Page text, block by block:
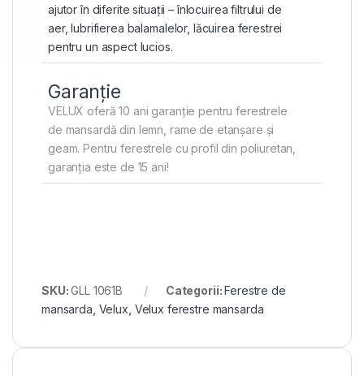
ajutor în diferite situații – înlocuirea filtrului de
aer, lubrifierea balamalelor, lăcuirea ferestrei
pentru un aspect lucios.
Garanție
VELUX oferă 10 ani garanție pentru ferestrele
de mansardă din lemn, rame de etanșare și
geam. Pentru ferestrele cu profil din poliuretan,
garanția este de 15 ani!
SKU:GLL 1061B Categorii:Ferestre de
mansarda Velux Velux ferestre mansarda